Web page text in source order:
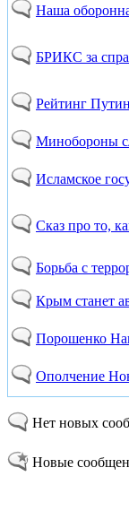
Наша
БРИКС за
Рейтинг
Минобороны
Исламское
Сказ про то,
Борьба с
Крым станет
Порошенко
Ополчение
Нет новых
Новые